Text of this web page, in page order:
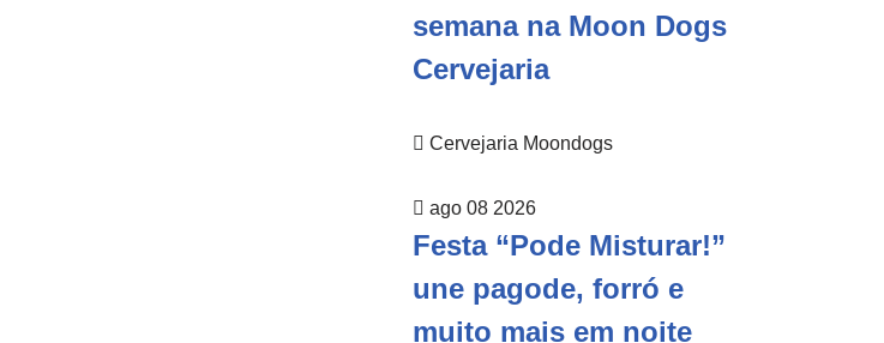
semana na Moon Dogs
Cervejaria
Cervejaria Moondogs
ago 08 2026
Festa “Pode Misturar!”
une pagode, forró e
muito mais em noite